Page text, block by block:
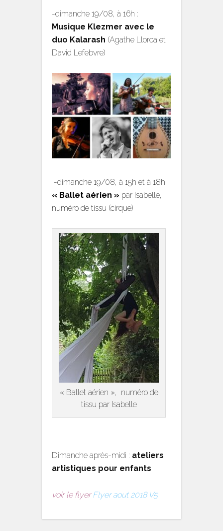
-dimanche 19/08, à 16h :
Musique Klezmer avec le
duo Kalarash (Agathe Llorca et
David Lefebvre)
-dimanche 19/08, à 15h et à 18h :
« Ballet aérien » par Isabelle,
numéro de tissu (cirque)
« Ballet aérien », numéro de
tissu par Isabelle
Dimanche après-midi : ateliers
artistiques pour enfants
voir le flyer Flyer aout 2018 V5